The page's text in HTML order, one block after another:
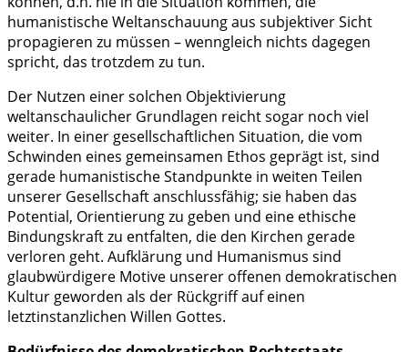
humanistische Weltanschauung aus subjektiver Sicht
propagieren zu müssen – wenngleich nichts dagegen
spricht, das trotzdem zu tun.
Der Nutzen einer solchen Objektivierung
weltanschaulicher Grundlagen reicht sogar noch viel
weiter. In einer gesellschaftlichen Situation, die vom
Schwinden eines gemeinsamen Ethos geprägt ist, sind
gerade humanistische Standpunkte in weiten Teilen
unserer Gesellschaft anschlussfähig; sie haben das
Potential, Orientierung zu geben und eine ethische
Bindungskraft zu entfalten, die den Kirchen gerade
verloren geht. Aufklärung und Humanismus sind
glaubwürdigere Motive unserer offenen demokratischen
Kultur geworden als der Rückgriff auf einen
letztinstanzlichen Willen Gottes.